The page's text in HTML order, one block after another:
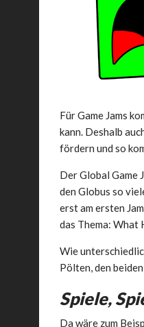
Für Game Jams
kann. Deshalb
fördern und so
Der Global Game
den Globus so
erst am ersten
das Thema: What
Wie
Pölten, den
Spiele,
Da wäre zum